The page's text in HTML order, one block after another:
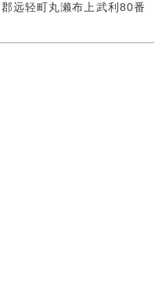
远轻町丸濑布上武利80番